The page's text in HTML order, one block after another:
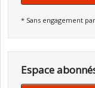
* Sans engagement
Espace